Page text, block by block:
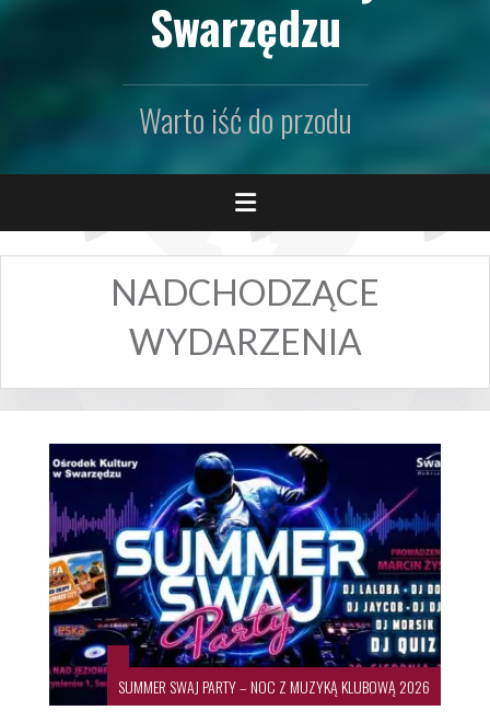
Swarzędzu
Warto iść do przodu
NADCHODZĄCE
WYDARZENIA
SUMMER SWAJ PARTY – NOC Z MUZYKĄ KLUBOWĄ 2026